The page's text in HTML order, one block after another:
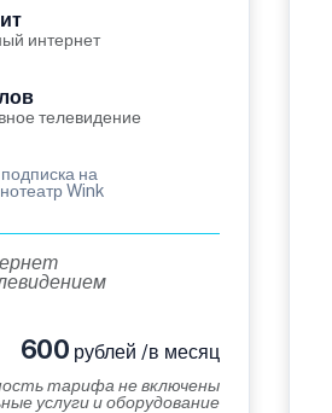
интернет
телевидение
на
Wink
600 рублей /в месяц
тарифа не включены
услуги и оборудование